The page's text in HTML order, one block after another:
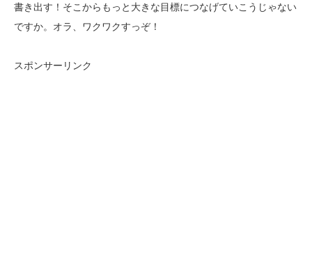
書き出す！そこからもっと大きな目標につなげていこうじゃない
ですか。オラ、ワクワクすっぞ！
スポンサーリンク